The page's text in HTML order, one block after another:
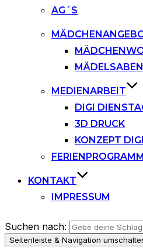
AG´S
MEDIENARBEIT
DIGI
3D DRUCK
KONZEPT
FERIENPROGRAMM
KONTAKT
IMPRESSUM
Suchen nach:
Seitenleiste & Navigation